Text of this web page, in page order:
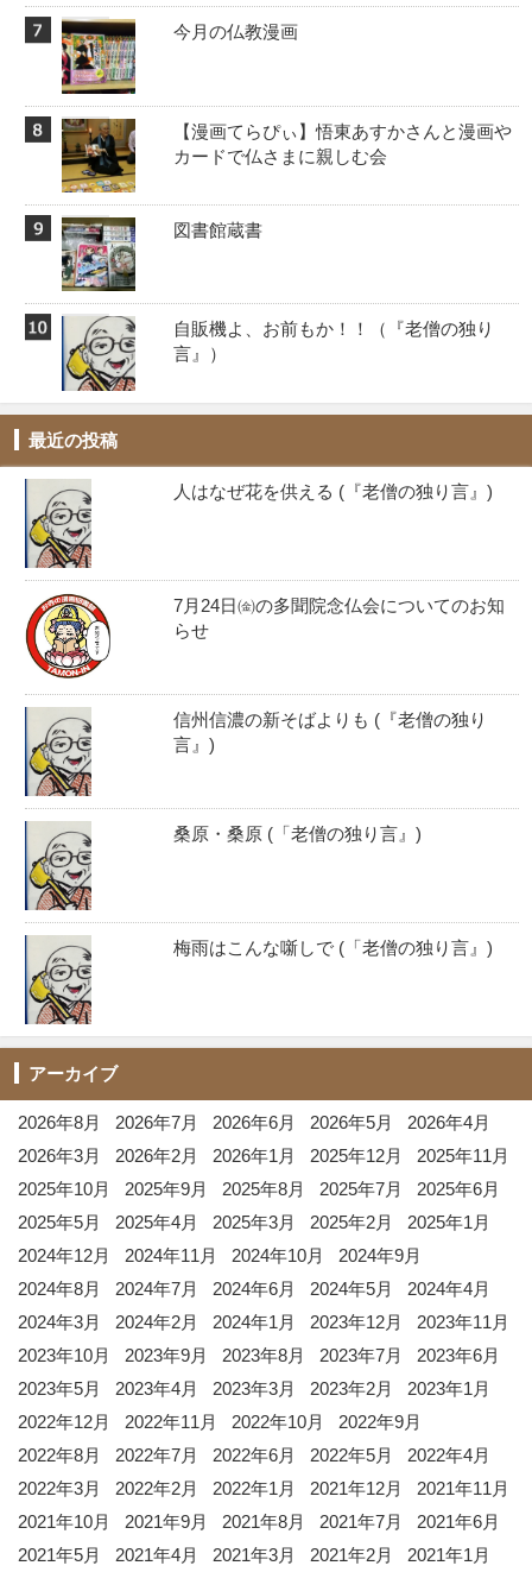
今月の仏教漫画
【漫画てらぴぃ】悟東あすかさんと漫画や
カードで仏さまに親しむ会
図書館蔵書
自販機よ、お前もか！！️（『老僧の独り
言』）
最近の投稿
人はなぜ花を供える (『老僧の独り言』)
7月24日㈮の多聞院念仏会についてのお知
らせ
信州信濃の新そばよりも (『老僧の独り
言』)
桑原・桑原 (「老僧の独り言』)
梅雨はこんな噺しで (「老僧の独り言』)
アーカイブ
2026年8月 2026年7月 2026年6月 2026年5月
2026年4月
2026年3月
2026年2月 2026年1月 2025年12月
2025年11月
2025年10月
2025年9月 2025年8月 2025年7月
2025年6月
2025年5月
2025年4月 2025年3月 2025年2月
2025年1月
2024年12月
2024年11月 2024年10月
2024年9月
2024年8月
2024年7月 2024年6月 2024年5月
2024年4月
2024年3月
2024年2月 2024年1月 2023年12月
2023年11月
2023年10月
2023年9月 2023年8月 2023年7月
2023年6月
2023年5月
2023年4月 2023年3月 2023年2月
2023年1月
2022年12月
2022年11月 2022年10月
2022年9月
2022年8月
2022年7月 2022年6月 2022年5月
2022年4月
2022年3月
2022年2月 2022年1月 2021年12月
2021年11月
2021年10月
2021年9月 2021年8月 2021年7月
2021年6月
2021年5月
2021年4月 2021年3月 2021年2月
2021年1月